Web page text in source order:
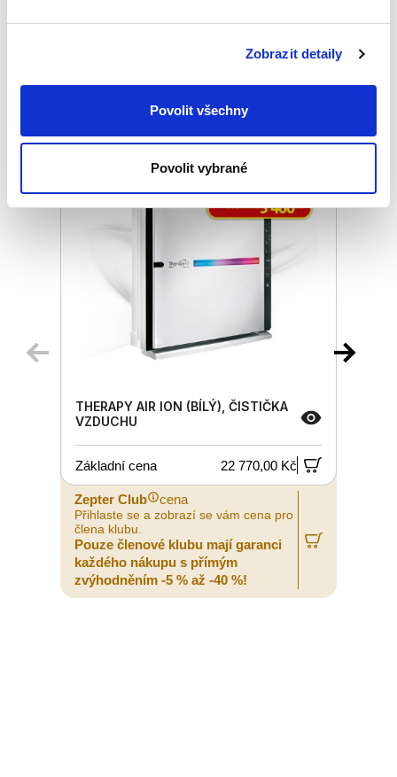
Zobrazit detaily
Povolit všechny
Povolit vybrané
Podobné produkty
THERAPY AIR ION (BÍLÝ), ČISTIČKA
VZDUCHU
Základní cena 22 770,00 Kč
Zepter Club cena
Přihlaste se a zobrazí se vám cena pro
člena klubu.
Pouze členové klubu mají garanci
každého nákupu s přímým
zvýhodněním -5 % až -40 %!